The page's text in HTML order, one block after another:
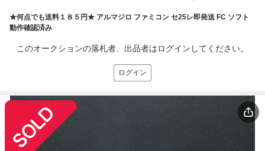
★何点でも送料１８５円★ アルマジロ ファミコン セ25レ即発送 FC ソフト
動作確認済み
このオークションの落札者、出品者はログインしてください。
ログイン